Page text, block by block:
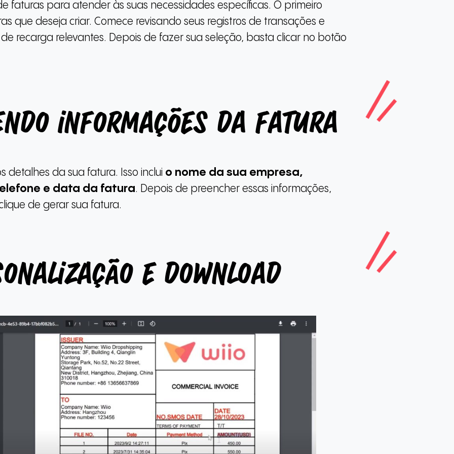
faturas para atender às suas necessidades específicas. O primeiro
que deseja criar. Comece revisando seus registros de transações e
recarga relevantes. Depois de fazer sua seleção, basta clicar no botão
informações da fatura
detalhes da sua fatura. Isso inclui o nome da sua empresa,
e data da fatura. Depois de preencher essas informações,
de gerar sua fatura.
e download